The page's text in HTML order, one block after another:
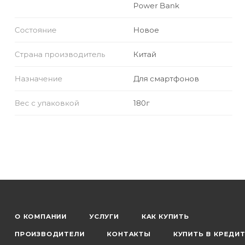
Power Bank
Состояние Новое
Страна производитель Китай
Назначение Для смартфонов
Вес с упаковкой 180г
О КОМПАНИИ УСЛУГИ КАК КУПИТЬ
ПРОИЗВОДИТЕЛИ КОНТАКТЫ КУПИТЬ В КРЕДИТ